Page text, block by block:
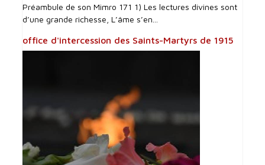
Préambule de son Mimro 171 1) Les lectures divines sont
d’une grande richesse, L’âme s’en...
office d'intercession des Saints-Martyrs de 1915